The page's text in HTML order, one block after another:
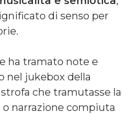
di senso per
ha tramato note e
nel jukebox della
che tramutasse la
o narrazione compiuta